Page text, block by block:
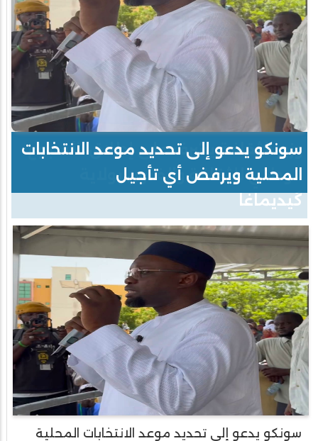
سونكو يدعو إلى تحديد موعد الانتخابات
المحلية ويرفض أي تأجيل
سونكو يدعو إلى تحديد موعد الانتخابات المحلية